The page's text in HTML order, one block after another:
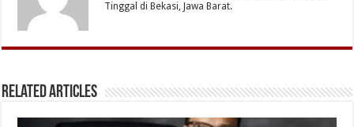
Tinggal di Bekasi, Jawa Barat.
Related Articles